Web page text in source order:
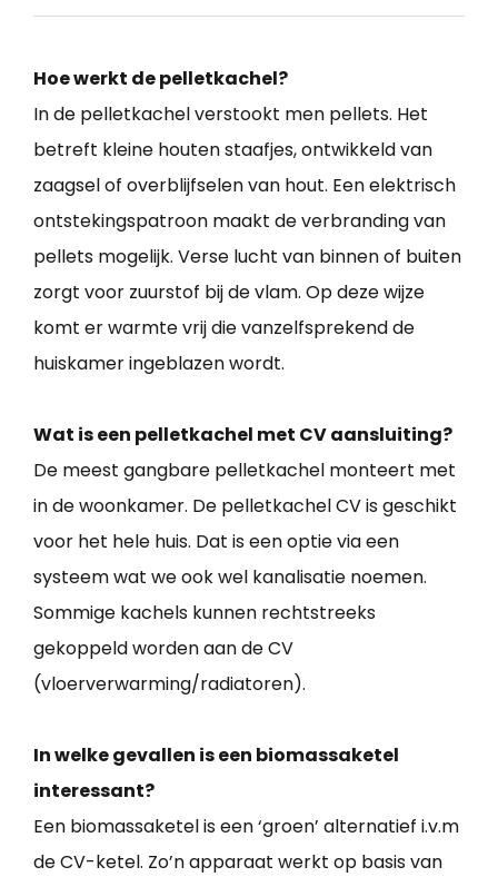
Hoe werkt de pelletkachel?
In de pelletkachel verstookt men pellets. Het
betreft kleine houten staafjes, ontwikkeld van
zaagsel of overblijfselen van hout. Een elektrisch
ontstekingspatroon maakt de verbranding van
pellets mogelijk. Verse lucht van binnen of buiten
zorgt voor zuurstof bij de vlam. Op deze wijze
komt er warmte vrij die vanzelfsprekend de
huiskamer ingeblazen wordt.
Wat is een pelletkachel met CV aansluiting?
De meest gangbare pelletkachel monteert met
in de woonkamer. De pelletkachel CV is geschikt
voor het hele huis. Dat is een optie via een
systeem wat we ook wel kanalisatie noemen.
Sommige kachels kunnen rechtstreeks
gekoppeld worden aan de CV
(vloerverwarming/radiatoren).
In welke gevallen is een biomassaketel
interessant?
Een biomassaketel is een ‘groen’ alternatief i.v.m
de CV-ketel. Zo’n apparaat werkt op basis van